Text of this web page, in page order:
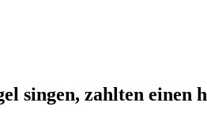
singen, zahlten einen